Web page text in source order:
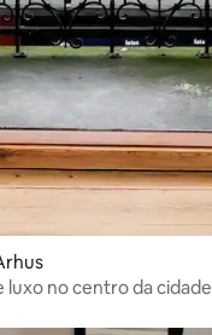
no centro da cidade